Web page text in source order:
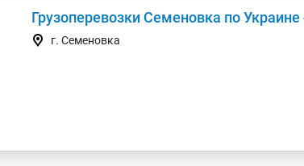
Грузоперевозки Семеновка по
г. Семеновка